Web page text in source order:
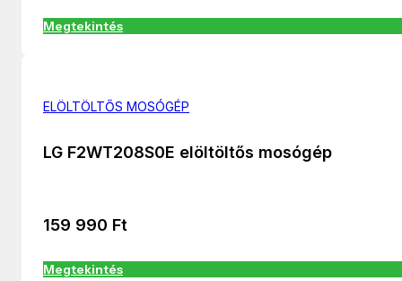
Megtekintés
ELÖLTÖLTŐS MOSÓGÉP
LG F2WT208S0E elöltöltős mosógép
159 990 Ft
Megtekintés